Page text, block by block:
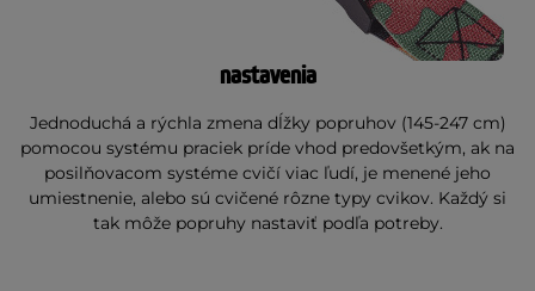
nastavenia
Jednoduchá a rýchla zmena dĺžky popruhov (145-247 cm)
pomocou systému praciek príde vhod predovšetkým, ak na
posilňovacom systéme cvičí viac ľudí, je menené jeho
umiestnenie, alebo sú cvičené rôzne typy cvikov. Každý si
tak môže popruhy nastaviť podľa potreby.